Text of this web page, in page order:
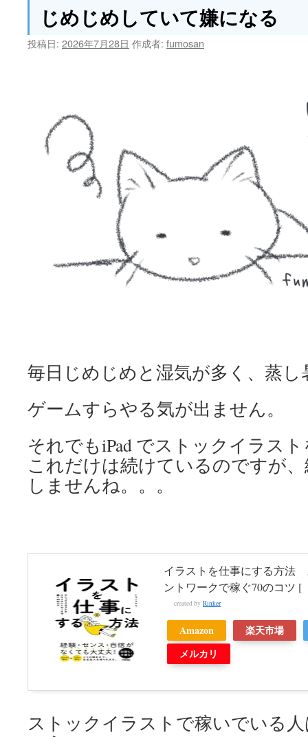
じめじめしていて嫌になる
投稿日: 2026年7月28日 作成者: fumosan
毎日じめじめと湿気が多く、蒸し
ゲームすらやる気が出ません。
それでもiPad でストックイラス
これだけは続けているのですが
しませんね。。。
イラストを仕事にする方法
ントワークで稼ぐ70のコツ [
created by Rinker
Amazon
楽天市場
メルカリ
ストックイラストで稼いでいる